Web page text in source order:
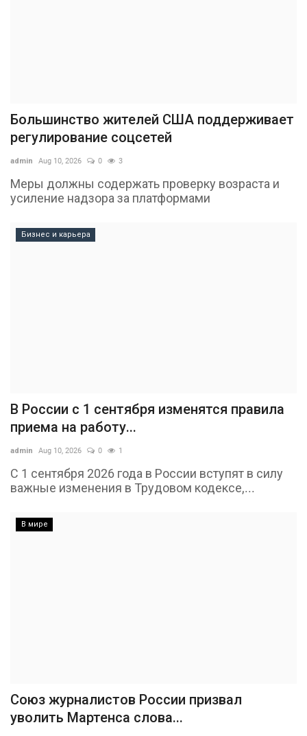
Большинство жителей США поддерживает
регулирование соцсетей
admin Aug 10, 2026 0 3
Меры должны содержать проверку возраста и
усиление надзора за платформами
Бизнес и карьера
В России с 1 сентября изменятся правила
приема на работу...
admin Aug 10, 2026 0 1
С 1 сентября 2026 года в России вступят в силу
важные изменения в Трудовом кодексе,...
В мире
Союз журналистов России призвал
уволить Мартенса слова...